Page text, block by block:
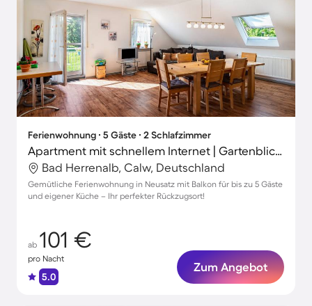
Ferienwohnung ∙ 5 Gäste ∙ 2 Schlafzimmer
Apartment mit schnellem Internet | Gartenblick | Perfekt für die Arbeit von Zuhause
Bad Herrenalb, Calw, Deutschland
Gemütliche Ferienwohnung in Neusatz mit Balkon für bis zu 5 Gäste
und eigener Küche – Ihr perfekter Rückzugsort!
ab 101 €
pro Nacht
5.0
Zum Angebot